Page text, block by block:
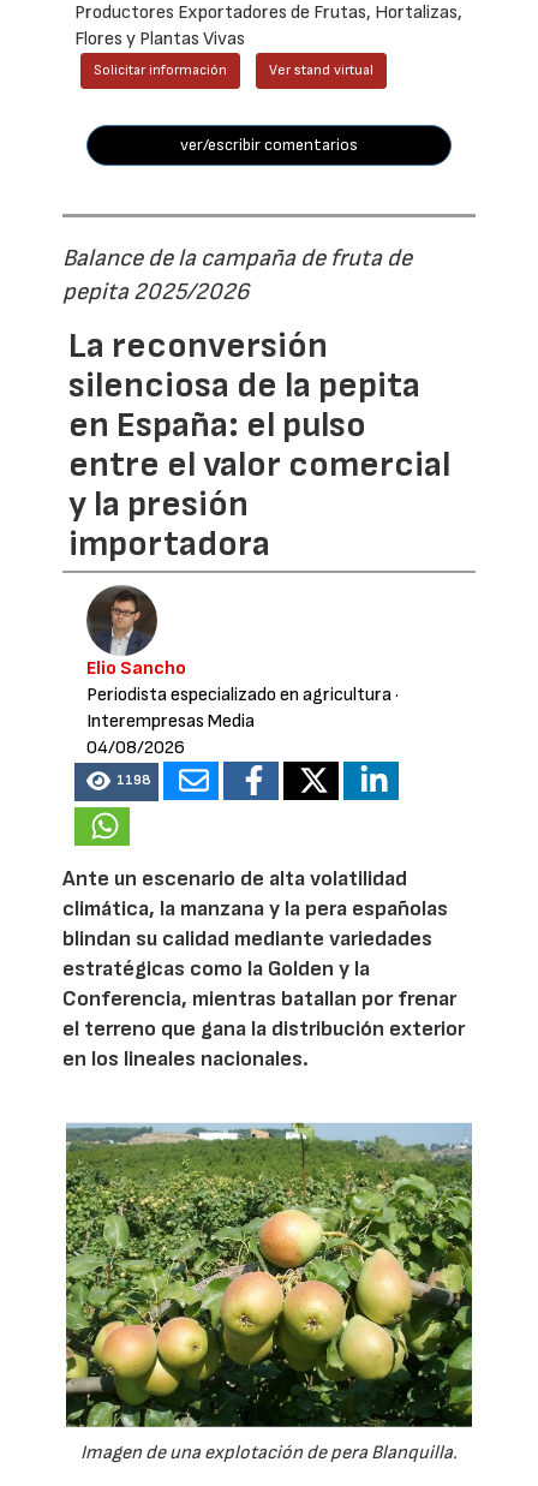
Productores Exportadores de Frutas, Hortalizas,
Flores y Plantas Vivas
Solicitar información Ver stand virtual
ver/escribir comentarios
Balance de la campaña de fruta de
pepita 2025/2026
La reconversión
silenciosa de la pepita
en España: el pulso
entre el valor comercial
y la presión
importadora
Elio Sancho
Periodista especializado en agricultura·
Interempresas Media
04/08/2026
1198
Ante un escenario de alta volatilidad
climática, la manzana y la pera españolas
blindan su calidad mediante variedades
estratégicas como la Golden y la
Conferencia, mientras batallan por frenar
el terreno que gana la distribución exterior
en los lineales nacionales.
Imagen de una explotación de pera Blanquilla.